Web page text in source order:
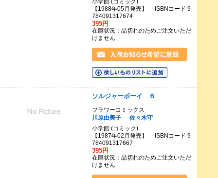
小学館 (コミック)
【1988年05月発売】 ISBNコード 9
784091317674
395円
在庫状況：品切れのためご注文いただ
けません
ソルジャーボーイ ６
フラワーコミックス
川原由美子
佐々木守
小学館 (コミック)
【1987年02月発売】 ISBNコード 9
784091317667
395円
在庫状況：品切れのためご注文いただ
けません